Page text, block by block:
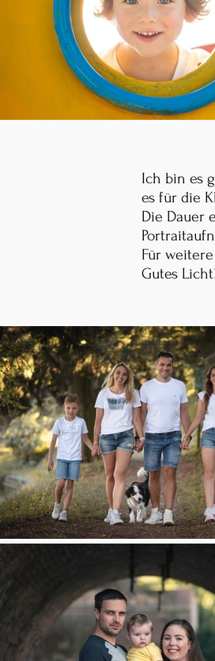
Ich bin es
es für die
Die Dauer
Für
Gutes